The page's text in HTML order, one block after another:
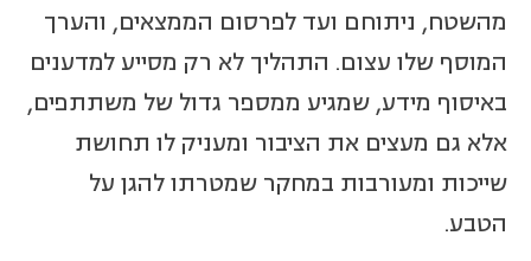
מהשטח, ניתוחם ועד לפרסום הממצאים, והערך
המוסף שלו עצום. התהליך לא רק מסייע למדענים
באיסוף מידע, שמגיע ממספר גדול של משתתפים,
אלא גם מעצים את הציבור ומעניק לו תחושת
שייכות ומעורבות במחקר שמטרתו להגן על
הטבע.